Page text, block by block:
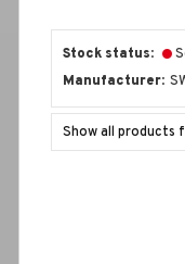
Stock status
Manufacturer
Show all products